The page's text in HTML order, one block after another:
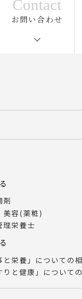
Contact
お問い合わせ
剤
美容(薬粧)
理栄養士
と栄養」についての
りと健康」について